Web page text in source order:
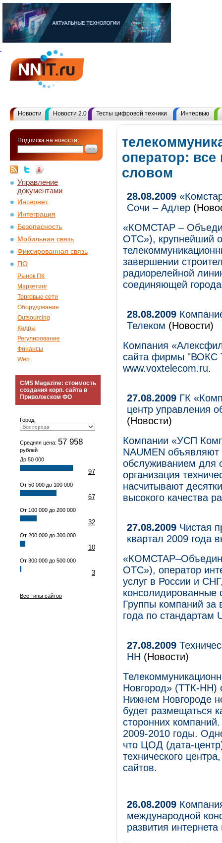
Новости Новости 2.0 Тесты цифровой техники Интервью
Подписка на новости:
Управление
документами
Интернет
Интеграция
Безопасность
Мобильная связь
Фиксированная связь
ПО
Рынок ПК
Маркетинг
Торговые сети
Оборудование
Outsourcing
Кадры
Регулирование
Финансы
Web
CMS Magazine: стоимость
создания корп. сайта в
Приволжском ФО
Город:
Средняя цена: 57 958
рублей
До 50 000
97
От 50 000 до 100 000
67
От 100 000 до 200 000
32
От 200 000 до 300 000
10
От 300 000 до 500 000
3
Все типы сайтов
оператор:
словом
28.08.2009
Сочи – Адлер
«КОМСТАР –
ОТС»), крупнейший
завершении
радиорелейной
соединяющей
28.08.2009
Телеком (Новости)
Компания
сайта фирмы "ВОКС
www.voxtelecom.ru.
27.08.2009 ГК
центр управления
(Новости)
Компании «УСП
NАUMEN объявляют
обслуживанием для
организация
насчитывают
высокого качества
27.08.2009 Чистая
квартал 2009 года
ОТС»), оператор
услуг в России и
консолидированные
Группы компаний за
года по стандартам
27.08.2009
НН (Новости)
Новгород» (ТТК-НН)
Нижнем Новгороде
будет размещаться
сторонних
2009-2010 годы.
что ЦОД (дата-
технического
сайтов.
26.08.2009
международной
развития